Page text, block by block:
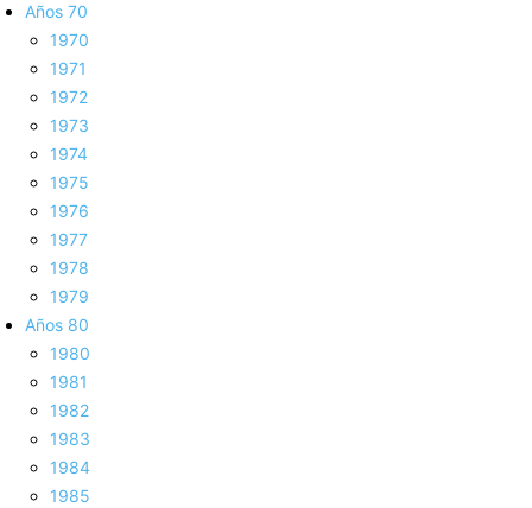
Años 70
1970
1971
1972
1973
1974
1975
1976
1977
1978
1979
Años 80
1980
1981
1982
1983
1984
1985